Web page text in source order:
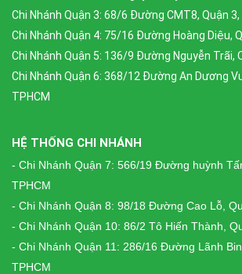
Chi Nhánh Quận 3: 68/6 Đường CMT8, Quận 3,
Chi Nhánh Quận 4: 75/16 Đường Hoàng Diệu,
Chi Nhánh Quận 5: 136/9 Đường Nguyễn Trãi,
Chi Nhánh Quận 6: 368/12 Đường An Dương
TPHCM
HỆ THỐNG CHI NHÁNH
- Chi Nhánh Quận 7: 566/19 Đường huỳnh
TPHCM
- Chi Nhánh Quận 8: 98/18 Đường Cao Lỗ,
- Chi Nhánh Quận 10: 86/2 Tô Hiến Thành,
- Chi Nhánh Quận 11: 286/16 Đường Lãnh
TPHCM